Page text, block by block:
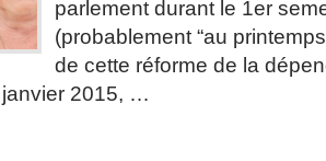
parlement durant le 1er
(probablement “au
de cette réforme de la
2015, …